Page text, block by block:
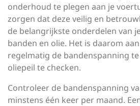
onderhoud te plegen aan je
zorgen dat deze veilig en
de belangrijkste onderdelen van
banden en olie. Het is daarom
regelmatig de bandenspanning
oliepeil te checken.
Controleer de bandenspanning
minstens één keer per maand.